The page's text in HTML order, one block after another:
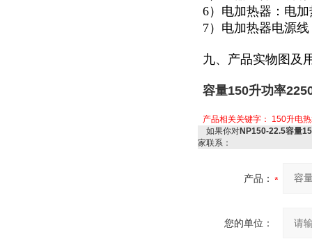
6）电加热器：电
7）电加热器电源
九、产品实物图及
容量150升功率
产品相关关键字： 150升电
如果你对NP150-22.5容量
家联系：
产品：
您的单位：